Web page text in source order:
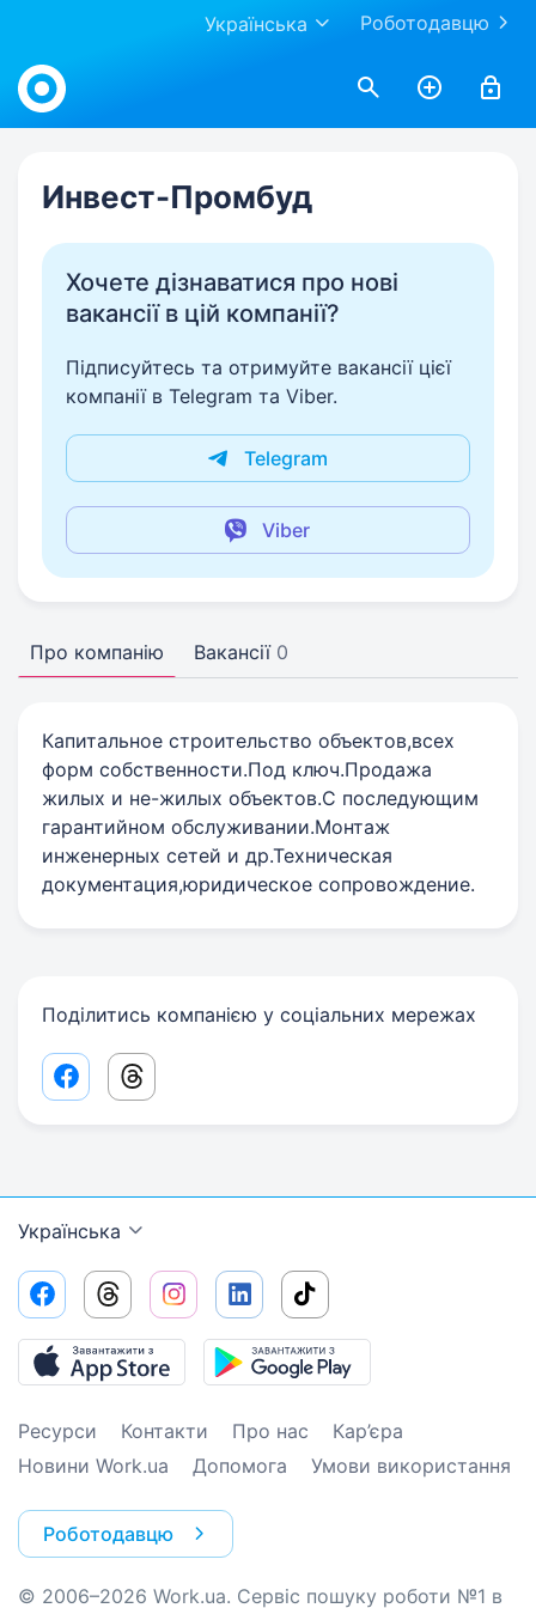
Роботодавцю
Українська
Work.ua
Инвест-Промбуд
Хочете дізнаватися про нові
вакансії в цій компанії?
Підписуйтесь та отримуйте вакансії цієї
компанії в Telegram та Viber.
Telegram
Viber
Про компанію Вакансії 0
Капитальное строительство объектов,всех
форм собственности.Под ключ.Продажа
жилых и не-жилых объектов.С последующим
гарантийном обслуживании.Монтаж
инженерных сетей и др.Техническая
документация,юридическое сопровождение.
Поділитись компанією у соціальних мережах
Facebook share link
Threads share link
Українська
Ресурси Контакти Про нас
Кар’єра
Новини Work.ua
Допомога Умови використання
Роботодавцю
© 2006–2026 Work.ua. Сервіс пошуку роботи №1 в